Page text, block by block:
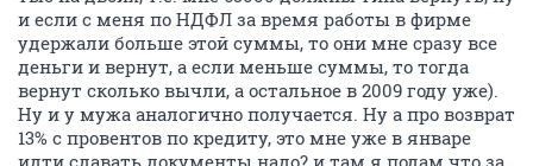
и если с меня по НДФЛ за время работы в фирме
удержали больше этой суммы, то они мне сразу все
деньги и вернут, а если меньше суммы, то тогда
вернут сколько вычли, а остальное в 2009 году уже).
Ну и у мужа аналогично получается. Ну а про возврат
13% с провентов по кредиту, это мне уже в январе
идти сдавать документы надо? и там я подам что за